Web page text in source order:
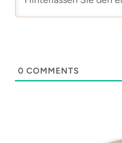
0 COMMENTS